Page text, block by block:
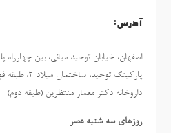
آدرس:
اصفهان، خیابان توحید میانی، بین چهارراه
پارکینگ
داروخانه دکتر معمار منتظرین (طبقه دوم)
روزهاي سه شنبه عصر